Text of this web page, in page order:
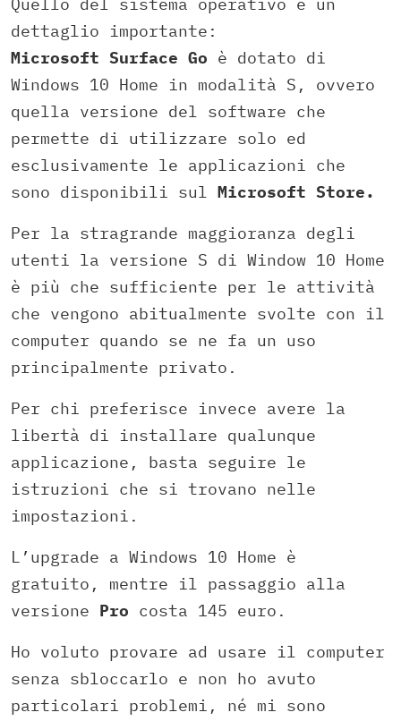
Quello del sistema operativo è un
dettaglio importante:
Microsoft Surface Go è dotato di
Windows 10 Home in modalità S, ovvero
quella versione del software che
permette di utilizzare solo ed
esclusivamente le applicazioni che
sono disponibili sul Microsoft Store.
Per la stragrande maggioranza degli
utenti la versione S di Window 10 Home
è più che sufficiente per le attività
che vengono abitualmente svolte con il
computer quando se ne fa un uso
principalmente privato.
Per chi preferisce invece avere la
libertà di installare qualunque
applicazione, basta seguire le
istruzioni che si trovano nelle
impostazioni.
L’upgrade a Windows 10 Home è
gratuito, mentre il passaggio alla
versione Pro costa 145 euro.
Ho voluto provare ad usare il computer
senza sbloccarlo e non ho avuto
particolari problemi, né mi sono